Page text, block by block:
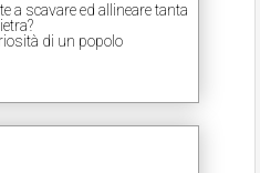
a scavare ed allineare tanta
di un popolo